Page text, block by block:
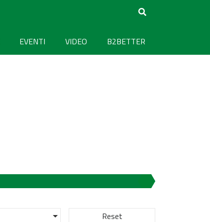
EVENTI VIDEO B2BETTER
Reset